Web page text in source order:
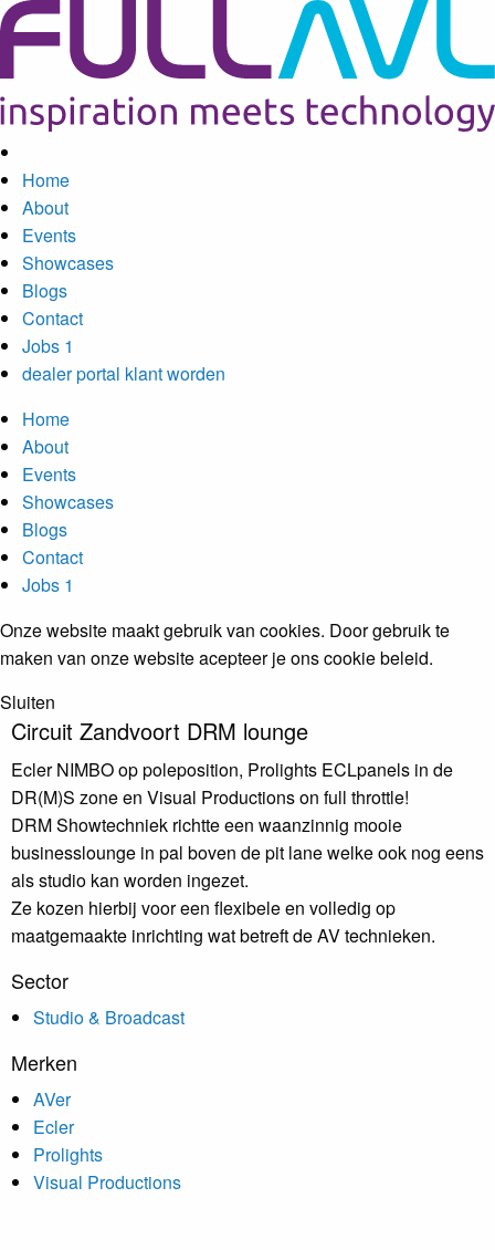
Home
About
Events
Showcases
Blogs
Contact
Jobs 1
dealer portal klant worden
Home
About
Events
Showcases
Blogs
Contact
Jobs 1
Onze website maakt gebruik van cookies. Door gebruik te
maken van onze website acepteer je ons cookie beleid.
Sluiten
Circuit Zandvoort DRM lounge
Ecler NIMBO op poleposition, Prolights ECLpanels in de
DR(M)S zone en Visual Productions on full throttle!
DRM Showtechniek richtte een waanzinnig mooie
businesslounge in pal boven de pit lane welke ook nog eens
als studio kan worden ingezet.
Ze kozen hierbij voor een flexibele en volledig op
maatgemaakte inrichting wat betreft de AV technieken.
Sector
Studio & Broadcast
Merken
AVer
Ecler
Prolights
Visual Productions